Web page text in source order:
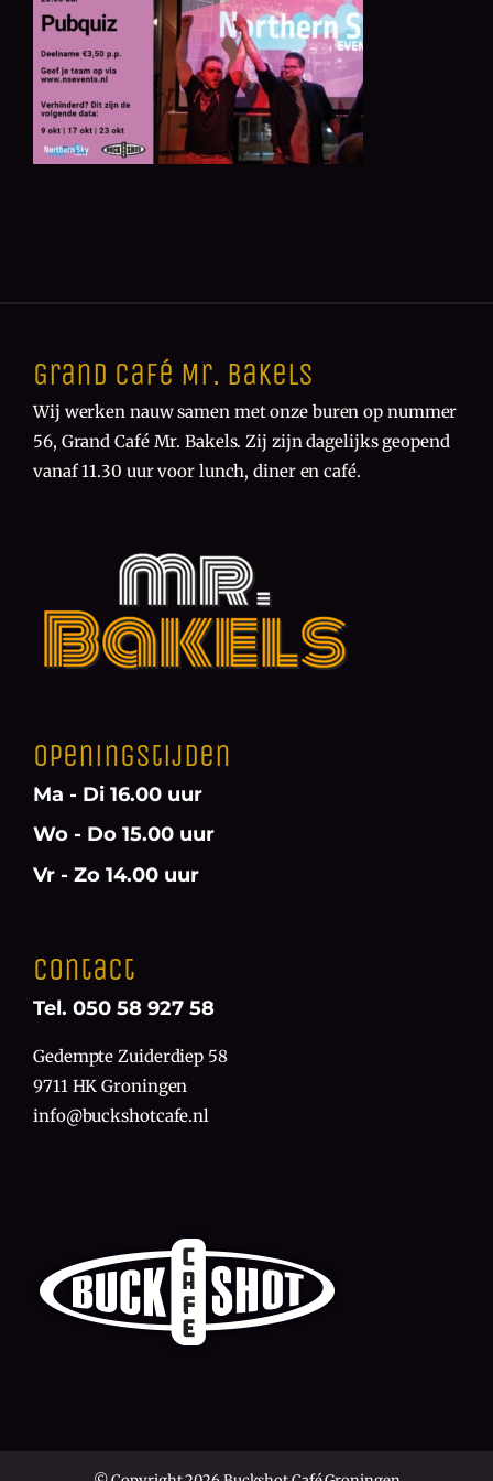
Grand Café Mr. Bakels
Wij werken nauw samen met onze buren op nummer
56, Grand Café Mr. Bakels. Zij zijn dagelijks geopend
vanaf 11.30 uur voor lunch, diner en café.
Openingstijden
Ma - Di 16.00 uur
Wo - Do 15.00 uur
Vr - Zo 14.00 uur
Contact
Tel. 050 58 927 58
Gedempte Zuiderdiep 58
9711 HK Groningen
info@buckshotcafe.nl